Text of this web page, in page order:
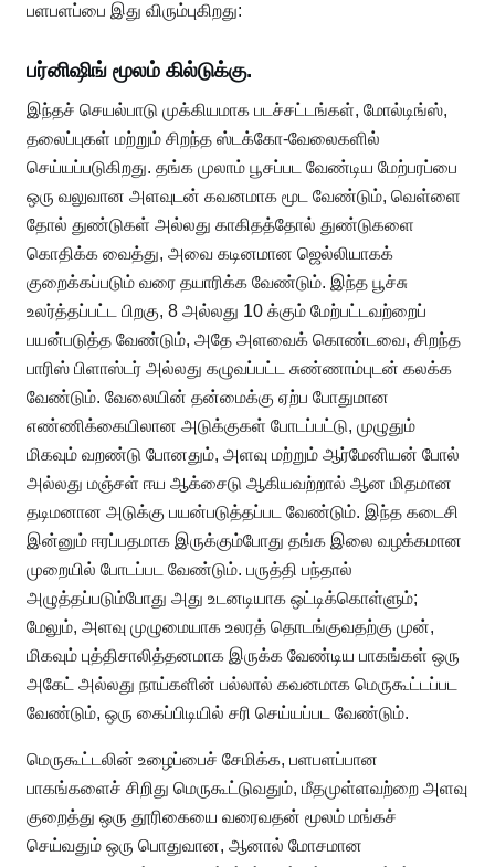
பளபளப்பை இது விரும்புகிறது:
பர்னிஷிங் மூலம் கில்டுக்கு.
இந்தச் செயல்பாடு முக்கியமாக படச்சட்டங்கள், மோல்டிங்ஸ்,
தலைப்புகள் மற்றும் சிறந்த ஸ்டக்கோ-வேலைகளில்
செய்யப்படுகிறது. தங்க முலாம் பூசப்பட வேண்டிய மேற்பரப்பை
ஒரு வலுவான அளவுடன் கவனமாக மூட வேண்டும், வெள்ளை
தோல் துண்டுகள் அல்லது காகிதத்தோல் துண்டுகளை
கொதிக்க வைத்து, அவை கடினமான ஜெல்லியாகக்
குறைக்கப்படும் வரை தயாரிக்க வேண்டும். இந்த பூச்சு
உலர்த்தப்பட்ட பிறகு, 8 அல்லது 10 க்கும் மேற்பட்டவற்றைப்
பயன்படுத்த வேண்டும், அதே அளவைக் கொண்டவை, சிறந்த
பாரிஸ் பிளாஸ்டர் அல்லது கழுவப்பட்ட சுண்ணாம்புடன் கலக்க
வேண்டும். வேலையின் தன்மைக்கு ஏற்ப போதுமான
எண்ணிக்கையிலான அடுக்குகள் போடப்பட்டு, முழுதும்
மிகவும் வறண்டு போனதும், அளவு மற்றும் ஆர்மேனியன் போல்
அல்லது மஞ்சள் ஈய ஆக்சைடு ஆகியவற்றால் ஆன மிதமான
தடிமனான அடுக்கு பயன்படுத்தப்பட வேண்டும். இந்த கடைசி
இன்னும் ஈரப்பதமாக இருக்கும்போது தங்க இலை வழக்கமான
முறையில் போடப்பட வேண்டும். பருத்தி பந்தால்
அழுத்தப்படும்போது அது உடனடியாக ஒட்டிக்கொள்ளும்;
மேலும், அளவு முழுமையாக உலரத் தொடங்குவதற்கு முன்,
மிகவும் புத்திசாலித்தனமாக இருக்க வேண்டிய பாகங்கள் ஒரு
அகேட் அல்லது நாய்களின் பல்லால் கவனமாக மெருகூட்டப்பட
வேண்டும், ஒரு கைப்பிடியில் சரி செய்யப்பட வேண்டும்.
மெருகூட்டலின் உழைப்பைச் சேமிக்க, பளபளப்பான
பாகங்களைச் சிறிது மெருகூட்டுவதும், மீதமுள்ளவற்றை அளவு
குறைத்து ஒரு தூரிகையை வரைவதன் மூலம் மங்கச்
செய்வதும் ஒரு பொதுவான, ஆனால் மோசமான